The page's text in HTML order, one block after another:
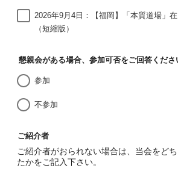
2026年9月4日：【福岡】「本質道場」
（短縮版）
懇親会がある場合、参加可否をご回答くださ
参加
不参加
ご紹介者
ご紹介者がおられない場合は、当会をど
たかをご記入下さい。